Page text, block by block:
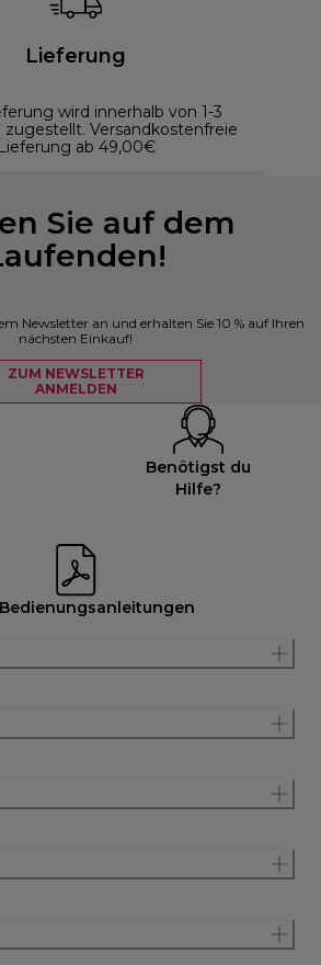
Lieferung
wird innerhalb von 1-3
Versandkostenfreie
Lieferung ab 49,00€
Sie auf dem
Newsletter an und erhalten Sie 10 % auf Ihren
nächsten Einkauf!
ZUM NEWSLETTER
ANMELDEN
Benötigst du
Hilfe?
Bedienungsanleitungen